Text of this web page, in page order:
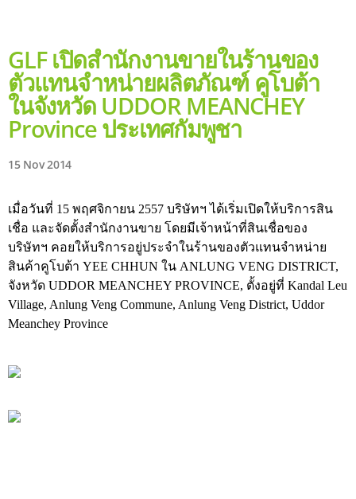
GLF เปิดสำนักงานขายในร้านของ
ตัวแทนจำหน่ายผลิตภัณฑ์ คูโบต้า
ในจังหวัด UDDOR MEANCHEY
Province ประเทศกัมพูชา
15 Nov 2014
เมื่อวันที่ 15 พฤศจิกายน 2557 บริษัทฯ ได้เริ่มเปิดให้บริการสิน
เชื่อ และจัดตั้งสำนักงานขาย โดยมีเจ้าหน้าที่สินเชื่อของ
บริษัทฯ คอยให้บริการอยู่ประจำในร้านของตัวแทนจำหน่าย
สินค้าคูโบต้า YEE CHHUN ใน ANLUNG VENG DISTRICT,
จังหวัด UDDOR MEANCHEY PROVINCE, ตั้งอยู่ที่ Kandal Leu
Village, Anlung Veng Commune, Anlung Veng District, Uddor
Meanchey Province